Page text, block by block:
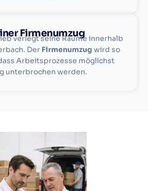
Firmenumzug
verlegt seine Räume innerhalb
Der Firmenumzug wird so
Arbeitsprozesse möglichst
unterbrochen werden.